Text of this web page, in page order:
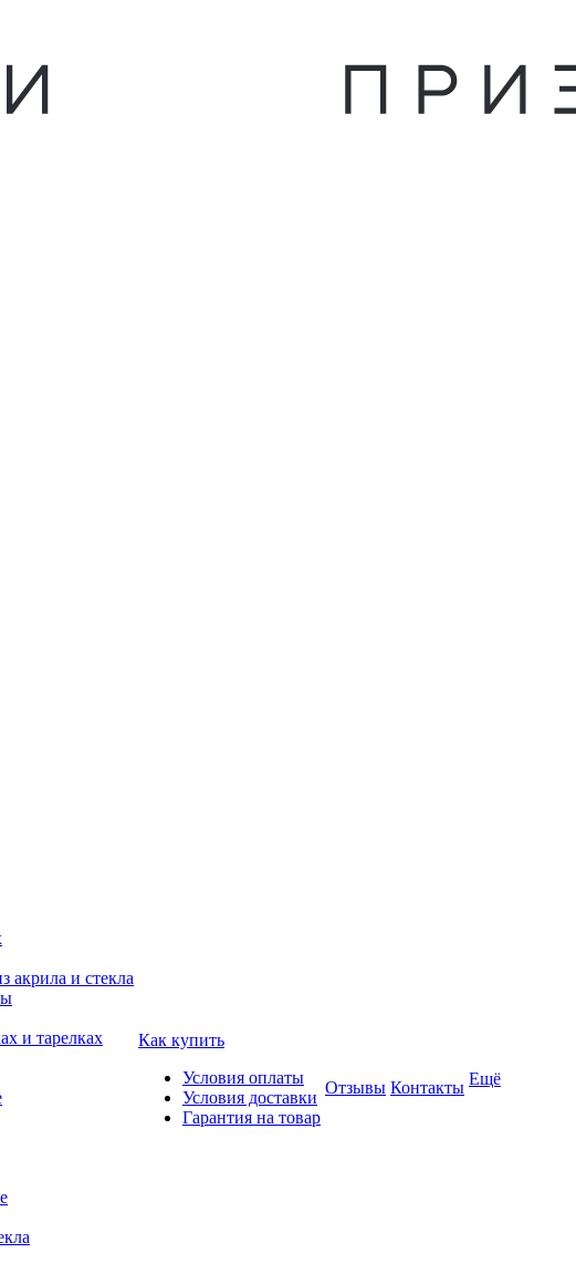
акрила и стекла
и тарелках
Как купить
Условия оплаты
Условия доставки
Гарантия на товар
Отзывы Контакты Ещё